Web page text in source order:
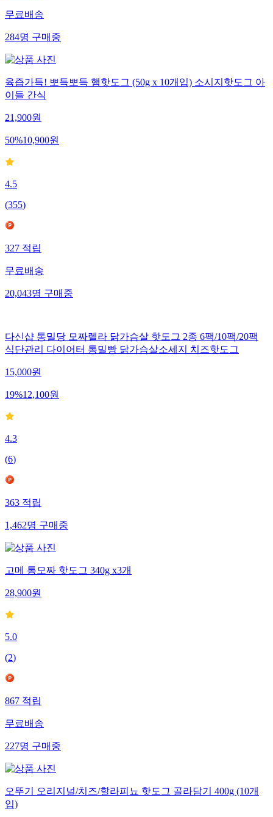
무료배송
284명 구매중
육즙가득! 뽀득뽀득 햄핫도그 (50g x 10개입) 소시지핫도그 아
이들 간식
21,900원
50%10,900원
4.5
(355)
327 적립
무료배송
20,043명 구매중
다신샵 통밀당 모짜렐라 닭가슴살 핫도그 2종 6팩/10팩/20팩
식단관리 다이어터 통밀빵 닭가슴살소세지 치즈핫도그
15,000원
19%12,100원
4.3
(6)
363적립
1,462명구매중
고메 통모짜 핫도그 340g x3개
28,900원
5.0
(2)
867적립
무료배송
227명구매중
오뚜기 오리지널/치즈/할라피뇨 핫도그 골라담기 400g (10개
입)